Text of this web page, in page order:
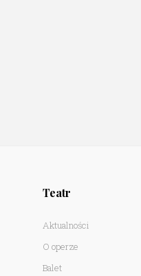
Teatr
Aktualności
O operze
Balet